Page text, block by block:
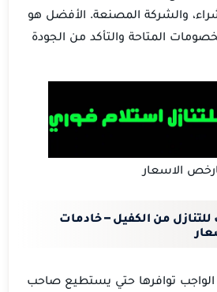
والشركة المصنعة. الأفضل هو
المتاحة والتأكد من الجودة
الاسعار
من الكفيل – خادمات
توافرها حتي يستطيع صاحب